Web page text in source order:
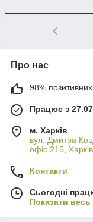
Про нас
98% позитивних
Працює з
м. Харків
вул. Дмитра
офіс 215,
Контакти
Сьогодні
Показати